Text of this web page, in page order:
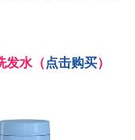
发水（点击购买）